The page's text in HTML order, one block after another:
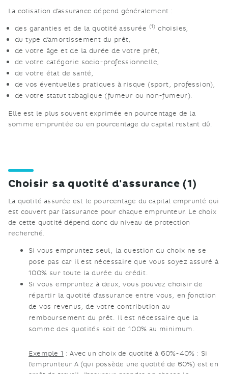
La cotisation d’assurance dépend généralement :
des garanties et de la quotité assurée (1) choisies,
du type d’amortissement du prêt,
de votre âge et de la durée de votre prêt,
de votre catégorie socio-professionnelle,
de votre état de santé,
de vos éventuelles pratiques à risque (sport, profession),
de votre statut tabagique (fumeur ou non-fumeur).
Elle est le plus souvent exprimée en pourcentage de la
somme empruntée ou en pourcentage du capital restant dû.
Choisir sa quotité d'assurance (1)
La quotité assurée est le pourcentage du capital emprunté qui
est couvert par l’assurance pour chaque emprunteur. Le choix
de cette quotité dépend donc du niveau de protection
recherché.
Si vous empruntez seul, la question du choix ne se
pose pas car il est nécessaire que vous soyez assuré à
100% sur toute la durée du crédit.
Si vous empruntez à deux, vous pouvez choisir de
répartir la quotité d’assurance entre vous, en fonction
de vos revenus, de votre contribution au
remboursement du prêt. Il est nécessaire que la
somme des quotités soit de 100% au minimum.
Exemple 1 : Avec un choix de quotité à 60%-40% : Si
l’emprunteur A (qui possède une quotité de 60%) est en